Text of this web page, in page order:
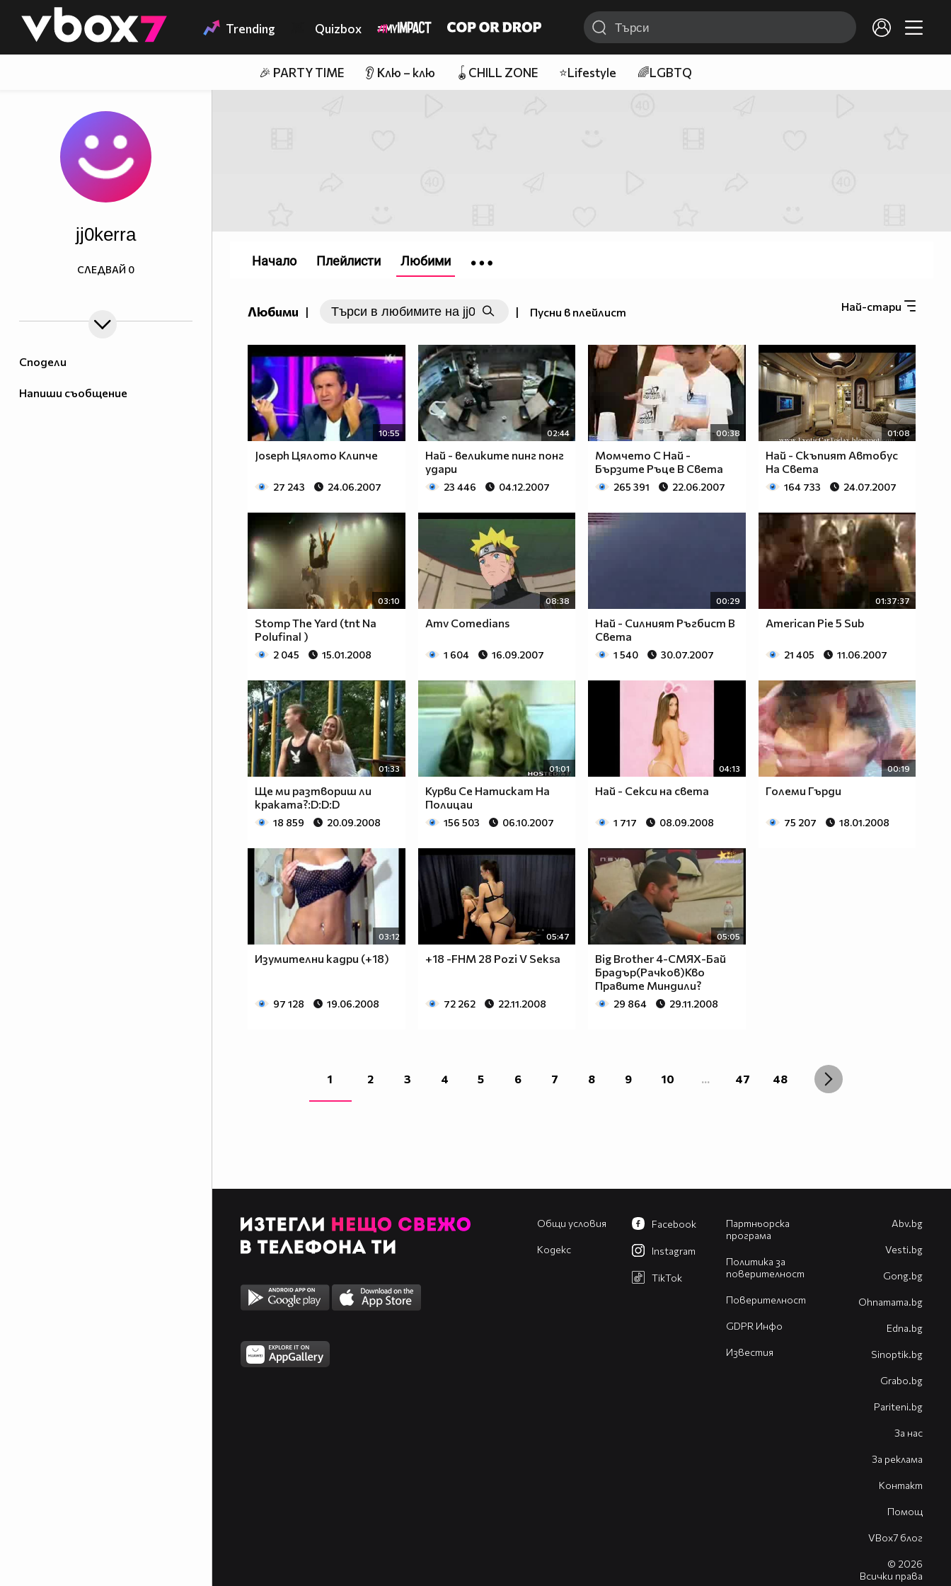
👾 Trending Quizbox
🎉 PARTY TIME 👂 Клю – клю 🪀CHILL ZONE ⭐Lifestyle 🌈LGBTQ
Сподели
Напиши съобщение
jj0kerra
СЛЕДВАЙ 0
Любими | | Пусни в плейлист Най-стари
10:55
Joseph Цялото Клипче
27 243 24.06.2007
02:44
Най - великите пинг понг
удари
23 446 04.12.2007
00:38
Момчето С Най -
Бързите Ръце В Света
265 391 22.06.2007
01:08
Най - Скъпият Автобус
На Света
164 733 24.07.2007
03:10
Stomp The Yard (tnt Na
Polufinal )
2 045 15.01.2008
08:38
Amv Comedians
1 604 16.09.2007
00:29
Най - Силният Ръгбист В
Света
1 540 30.07.2007
01:37:37
American Pie 5 Sub
21 405 11.06.2007
01:33
Ще ми разтвориш ли
краката?:D:D:D
18 859 20.09.2008
01:01
Курви Се Натискат На
Полицаи
156 503 06.10.2007
04:13
Най - Секси на света
1 717 08.09.2008
00:19
Големи Гърди
75 207 18.01.2008
03:12
Изумителни кадри (+18)
97 128 19.06.2008
05:47
+18 -FHM 28 Pozi V Seksa
72 262 22.11.2008
05:05
Big Brother 4-СМЯХ-Бай
Брадър(Рачков)Кво
Правите Миндили?
29 864 29.11.2008
1 2 3 4 5 6 7 8 9 10 ... 47 48
Начало Плейлисти Любими
Общи условия
Кодекс
Партньорска
програма
Политика за
поверителност
Поверителност
GDPR Инфо
Известия
Facebook
Instagram
TikTok
Abv.bg
Vesti.bg
Gong.bg
Оhnamama.bg
Edna.bg
Sinoptik.bg
Grabo.bg
Pariteni.bg
За нас
За реклама
Контакт
Помощ
VBox7 блог
© 2026
Всички права